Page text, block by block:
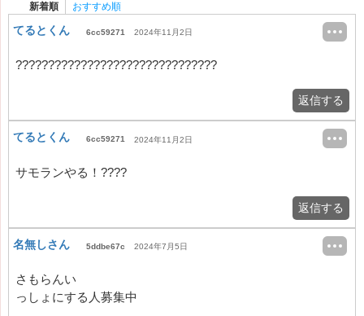
新着順 おすすめ順
てるとくん 6cc59271 2024年11月2日
???????????????????????????????
返信する
てるとくん 6cc59271 2024年11月2日
サモランやる！????
返信する
名無しさん 5ddbe67c 2024年7月5日
さもらんい
っしょにする人募集中